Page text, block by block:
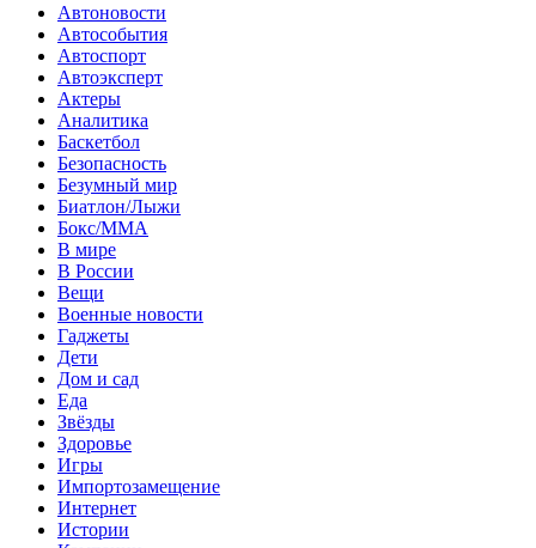
Автоновости
Автособытия
Автоспорт
Автоэксперт
Актеры
Аналитика
Баскетбол
Безопасность
Безумный мир
Биатлон/Лыжи
Бокс/MMA
В мире
В России
Вещи
Военные новости
Гаджеты
Дети
Дом и сад
Еда
Звёзды
Здоровье
Игры
Импортозамещение
Интернет
Истории